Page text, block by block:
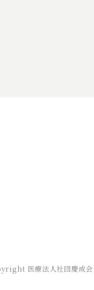
医療法人社団慶成会